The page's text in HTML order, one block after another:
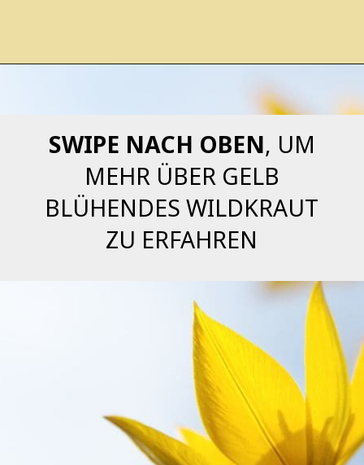
SWIPE NACH OBEN, UM
MEHR ÜBER GELB
BLÜHENDES WILDKRAUT
ZU ERFAHREN